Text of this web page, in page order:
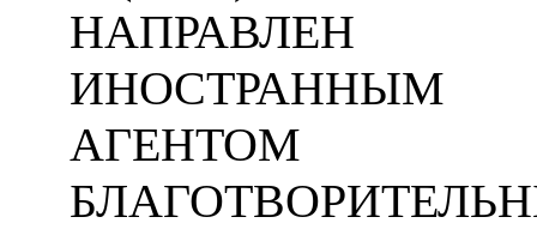
НАПРАВЛЕН
ИНОСТРАННЫМ
АГЕНТОМ